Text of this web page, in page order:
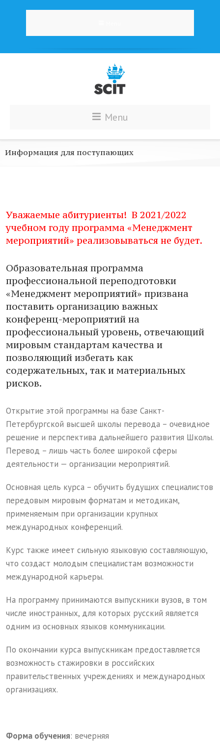
Menu
Информация для поступающих
Уважаемые абитуриенты! В 2021/2022
учебном году программа «Менеджмент
мероприятий» реализовываться не будет.
Образовательная программа
профессиональной переподготовки
«Менеджмент мероприятий» призвана
поставить организацию важных
конференц-мероприятий на
профессиональный уровень, отвечающий
мировым стандартам качества и
позволяющий избегать как
содержательных, так и материальных
рисков.
Открытие этой программы на базе Санкт-
Петербургской высшей школы перевода – очевидное
решение и перспектива дальнейшего развития Школы.
Перевод – лишь часть более широкой сферы
деятельности — организации мероприятий.
Основная цель курса – обучить будущих специалистов
передовым мировым форматам и методикам,
применяемым при организации крупных
международных конференций.
Курс также имеет сильную языковую составляющую,
что создаст молодым специалистам возможности
международной карьеры.
На программу принимаются выпускники вузов, в том
числе иностранных, для которых русский является
одним из основных языков коммуникации.
По окончании курса выпускникам предоставляется
возможность стажировки в российских
правительственных учреждениях и международных
организациях.
Форма обучения: вечерняя